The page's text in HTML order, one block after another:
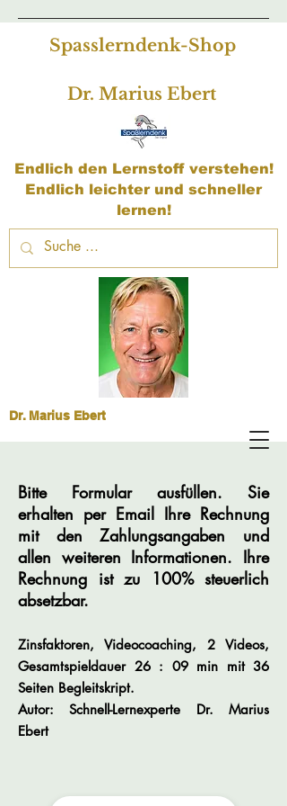
Spasslerndenk-Shop
Dr. Marius Ebert
Endlich den Lernstoff verstehen!
Endlich leichter und schneller
lernen!
Dr. Marius Ebert
Bitte Formular ausfüllen. Sie
erhalten per Email Ihre Rechnung
mit den Zahlungsangaben und
allen weiteren Informationen. Ihre
Rechnung ist zu 100% steuerlich
absetzbar.
Zinsfaktoren, Videocoaching, 2 Videos,
Gesamtspieldauer 26 : 09 min mit 36
Seiten Begleitskript.
Autor: Schnell-Lernexperte Dr. Marius
Ebert